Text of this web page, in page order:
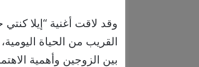
وقد لاقت أغنية “إيلا
القريب من الحياة
بين الزوجين وأهمية